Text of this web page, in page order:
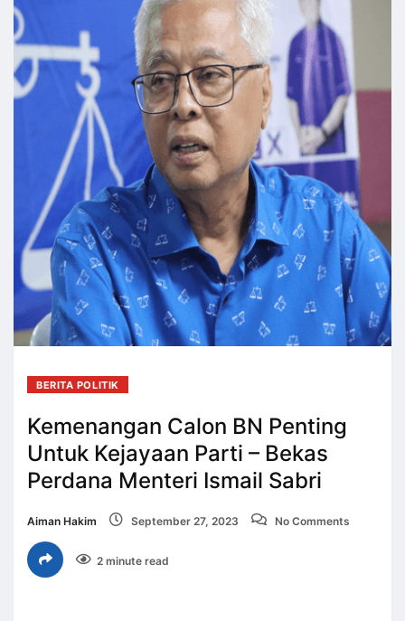
BERITA POLITIK
Kemenangan Calon BN Penting
Untuk Kejayaan Parti – Bekas
Perdana Menteri Ismail Sabri
Aiman Hakim September 27, 2023 No Comments
2 minute read